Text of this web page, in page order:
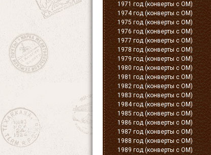
1971 год (конверты с ОМ)
1974 год (конверты с ОМ)
1975 год (конверты с ОМ)
1976 год (конверты с ОМ)
1977 год (конверты с ОМ)
1978 год (конверты с ОМ)
1979 год (конверты с ОМ)
1980 год (конверты с ОМ)
1981 год (конверты с ОМ)
1982 год (конверты с ОМ)
1983 год (конверты с ОМ)
1984 год (конверты с ОМ)
1985 год (конверты с ОМ)
1986 год (конверты с ОМ)
1987 год (конверты с ОМ)
1988 год (конверты с ОМ)
1989 год (конверты с ОМ)